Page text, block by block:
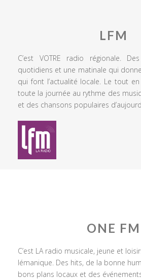
LFM
C’est VOTRE radio régionale.
quotidiens et une matinale qui
qui font l’actualité locale. Le tout
toute la journée au rythme des
et des chansons populaires
ONE FM
C’est LA radio musicale, jeune et
lémanique. Des hits, de la bonne
bons plans locaux et des